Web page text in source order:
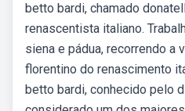
betto bardi, chamado
renascentista italiano.
siena e pádua, recorrendo a
florentino do renascimento
betto bardi, conhecido pelo